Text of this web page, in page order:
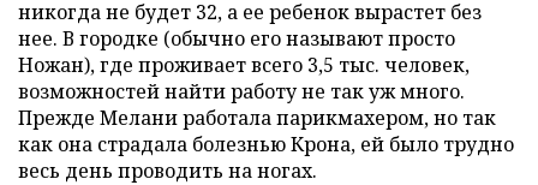
никогда не будет 32, а ее ребенок вырастет без
нее. В городке (обычно его называют просто
Ножан), где проживает всего 3,5 тыс. человек,
возможностей найти работу не так уж много.
Прежде Мелани работала парикмахером, но так
как она страдала болезнью Крона, ей было трудно
весь день проводить на ногах.